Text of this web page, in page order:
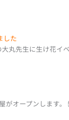
した
丸先生に生け花イ
がオープンします。